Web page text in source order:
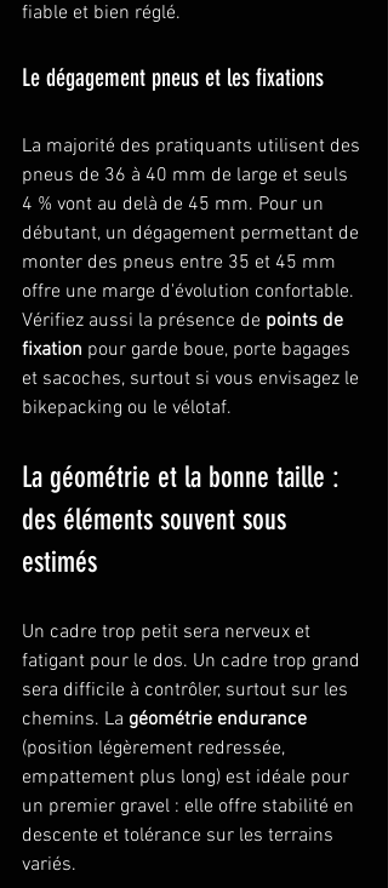
fiable et bien réglé.
Le dégagement pneus et les fixations
La majorité des pratiquants utilisent des
pneus de 36 à 40 mm de large et seuls
4 % vont au delà de 45 mm. Pour un
débutant, un dégagement permettant de
monter des pneus entre 35 et 45 mm
offre une marge d'évolution confortable.
Vérifiez aussi la présence de points de
fixation pour garde boue, porte bagages
et sacoches, surtout si vous envisagez le
bikepacking ou le vélotaf.
La géométrie et la bonne taille :
des éléments souvent sous
estimés
Un cadre trop petit sera nerveux et
fatigant pour le dos. Un cadre trop grand
sera difficile à contrôler, surtout sur les
chemins. La géométrie endurance
(position légèrement redressée,
empattement plus long) est idéale pour
un premier gravel : elle offre stabilité en
descente et tolérance sur les terrains
variés.